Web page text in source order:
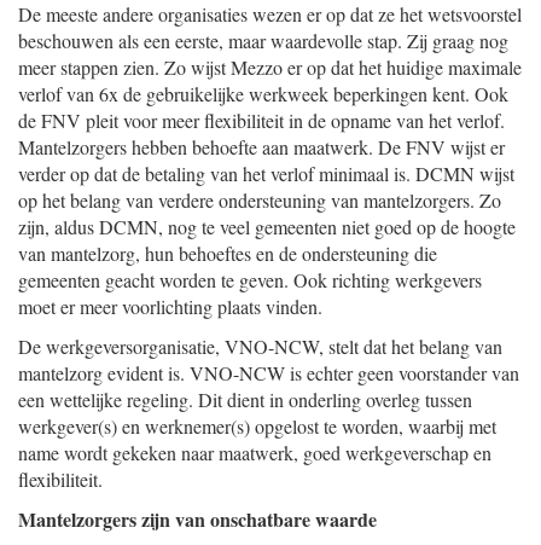
De meeste andere organisaties wezen er op dat ze het wetsvoorstel
beschouwen als een eerste, maar waardevolle stap. Zij graag nog
meer stappen zien. Zo wijst Mezzo er op dat het huidige maximale
verlof van 6x de gebruikelijke werkweek beperkingen kent. Ook
de FNV pleit voor meer flexibiliteit in de opname van het verlof.
Mantelzorgers hebben behoefte aan maatwerk. De FNV wijst er
verder op dat de betaling van het verlof minimaal is. DCMN wijst
op het belang van verdere ondersteuning van mantelzorgers. Zo
zijn, aldus DCMN, nog te veel gemeenten niet goed op de hoogte
van mantelzorg, hun behoeftes en de ondersteuning die
gemeenten geacht worden te geven. Ook richting werkgevers
moet er meer voorlichting plaats vinden.
De werkgeversorganisatie, VNO-NCW, stelt dat het belang van
mantelzorg evident is. VNO-NCW is echter geen voorstander van
een wettelijke regeling. Dit dient in onderling overleg tussen
werkgever(s) en werknemer(s) opgelost te worden, waarbij met
name wordt gekeken naar maatwerk, goed werkgeverschap en
flexibiliteit.
Mantelzorgers zijn van onschatbare waarde